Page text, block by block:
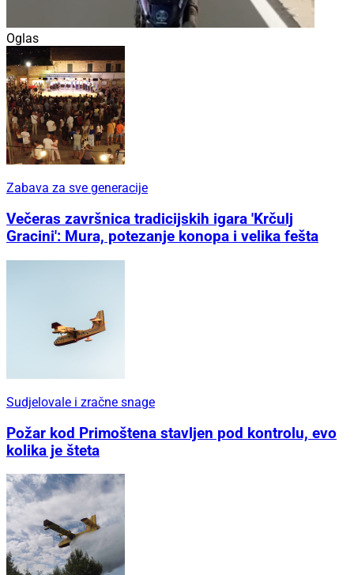
Oglas
Zabava za sve generacije
Večeras završnica tradicijskih igara 'Krčulj
Gracini': Mura, potezanje konopa i velika fešta
Sudjelovale i zračne snage
Požar kod Primoštena stavljen pod kontrolu, evo
kolika je šteta